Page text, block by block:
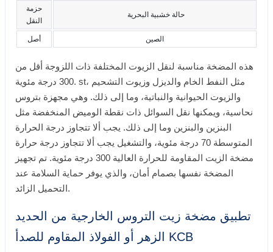
حزمة
النقل
حالة خشبية البحرية
أصل الصين
هذه المضخة مناسبة لنقل الزيوت المختلفة ذات اللزوجة أقل من
300 درجة مئوية. st، مثل النفط الخام والديزل وزيوت التشحيم
والزيوت الحيوانية والنباتية، وما إلى ذلك. وهي مجهزة بتروس
نحاسية، ويمكنها نقل السوائل ذات نقطة الوميض المنخفضة مثل
البنزين والبنزين وما إلى ذلك. يجب ألا تتجاوز درجة الحرارة
المتوسطة 70 درجة مئوية، والتشغيل يجب ألا تتجاوز درجة حرارة
مضخة الزيت المقاومة للحرارة العالية 300 درجة مئوية. تم تجهيز
المضخة نفسها بصمام أمان، والذي يوفر حماية السلامة عند
التحميل الزائد.
تطبيق مضخة زيت التروس الخارجية من الحديد
الزهر أو الفولاذ المقاوم للصدأ KCB